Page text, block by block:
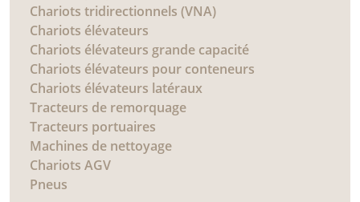
Chariots tridirectionnels (VNA)
Chariots élévateurs
Chariots élévateurs grande capacité
Chariots élévateurs pour conteneurs
Chariots élévateurs latéraux
Tracteurs de remorquage
Tracteurs portuaires
Machines de nettoyage
Chariots AGV
Pneus